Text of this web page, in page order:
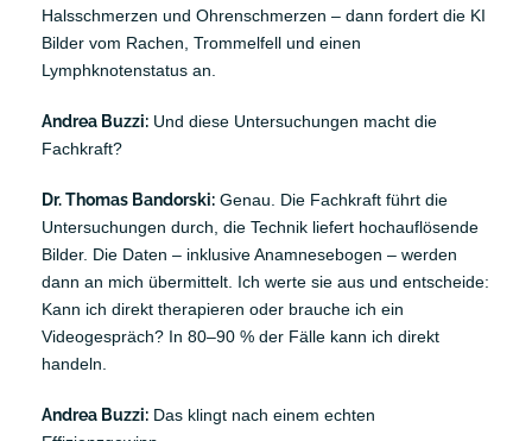
Halsschmerzen und Ohrenschmerzen – dann fordert die KI
Bilder vom Rachen, Trommelfell und einen
Lymphknotenstatus an.
Andrea Buzzi: Und diese Untersuchungen macht die
Fachkraft?
Dr. Thomas Bandorski: Genau. Die Fachkraft führt die
Untersuchungen durch, die Technik liefert hochauflösende
Bilder. Die Daten – inklusive Anamnesebogen – werden
dann an mich übermittelt. Ich werte sie aus und entscheide:
Kann ich direkt therapieren oder brauche ich ein
Videogespräch? In 80–90 % der Fälle kann ich direkt
handeln.
Andrea Buzzi: Das klingt nach einem echten